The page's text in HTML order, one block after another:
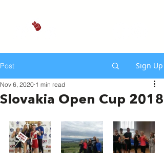
Post Sign Up
Slovakia Open Cup 2018
Nov 6, 2020 1 min read